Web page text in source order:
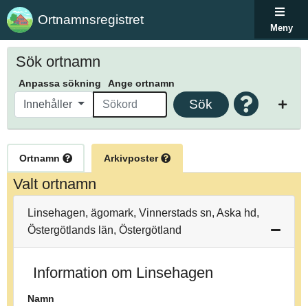
Ortnamnsregistret
Meny
Sök ortnamn
Anpassa sökning Ange ortnamn
Innehåller Sök
Ortnamn Arkivposter
Valt ortnamn
Linsehagen, ägomark, Vinnerstads sn, Aska hd,
Östergötlands län, Östergötland
Information om Linsehagen
Namn